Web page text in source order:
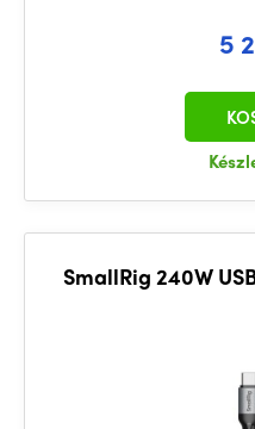
5
SmallRig 240W